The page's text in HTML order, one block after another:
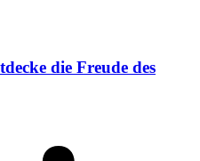
die Freude des